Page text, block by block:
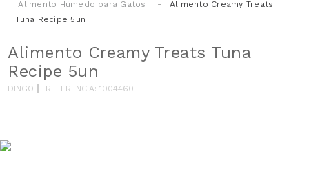
Alimento Húmedo para Gatos
Alimento Creamy Treats
Tuna Recipe 5un
Alimento Creamy Treats Tuna
Recipe 5un
DINGO REFERENCIA:1004460